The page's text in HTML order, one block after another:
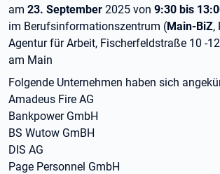
am 23. September 2025 von 9:30 bis
im Berufsinformationszentrum (Main-BiZ,
Agentur für Arbeit, Fischerfeldstraße 10 -
am Main
Folgende Unternehmen haben sich
Amadeus Fire AG
Bankpower GmbH
BS Wutow GmBH
DIS AG
Page Personnel GmbH